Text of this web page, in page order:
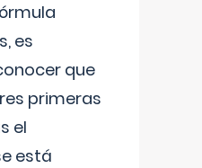
es
que
primeras
el
está